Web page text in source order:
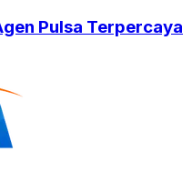
Pulsa Terpercaya